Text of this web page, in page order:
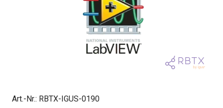
Art.-Nr.: RBTX-IGUS-0190